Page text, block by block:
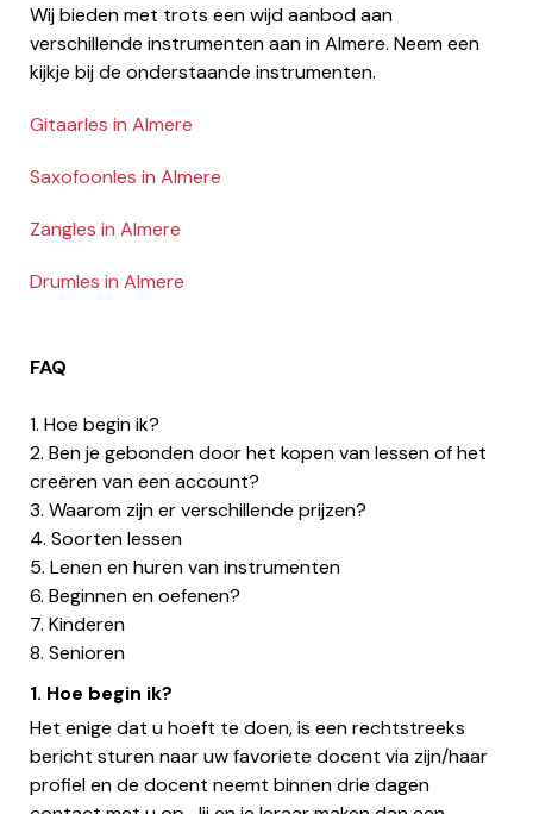
Wij bieden met trots een wijd aanbod aan
verschillende instrumenten aan in Almere. Neem een
kijkje bij de onderstaande instrumenten.
Gitaarles in Almere
Saxofoonles in Almere
Zangles in Almere
Drumles in Almere
FAQ
1. Hoe begin ik?
2. Ben je gebonden door het kopen van lessen of het
creëren van een account?
3. Waarom zijn er verschillende prijzen?
4. Soorten lessen
5. Lenen en huren van instrumenten
6. Beginnen en oefenen?
7. Kinderen
8. Senioren
1. Hoe begin ik?
Het enige dat u hoeft te doen, is een rechtstreeks
bericht sturen naar uw favoriete docent via zijn/haar
profiel en de docent neemt binnen drie dagen